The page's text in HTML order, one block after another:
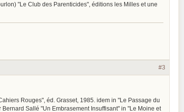
"Le Club des Parenticides", éditions les Milles et une
#3
Rouges", éd. Grasset, 1985. idem in "Le Passage du
Sallé "Un Embrasement Insuffisant" in "Le Moine et